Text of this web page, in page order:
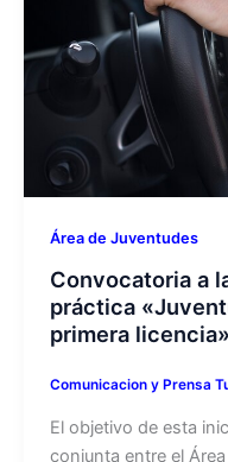
Área de Juventudes
Convocatoria a
práctica
primera licencia»
Comunicacion y Prensa
El objetivo de esta
conjunta entre el